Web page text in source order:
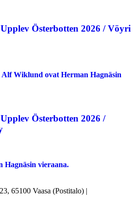
Österbotten 2026 / Vöyri
Wiklund ovat Herman Hagnäsin
Österbotten 2026 /
Hagnäsin vieraana.
65100 Vaasa (Postitalo) |